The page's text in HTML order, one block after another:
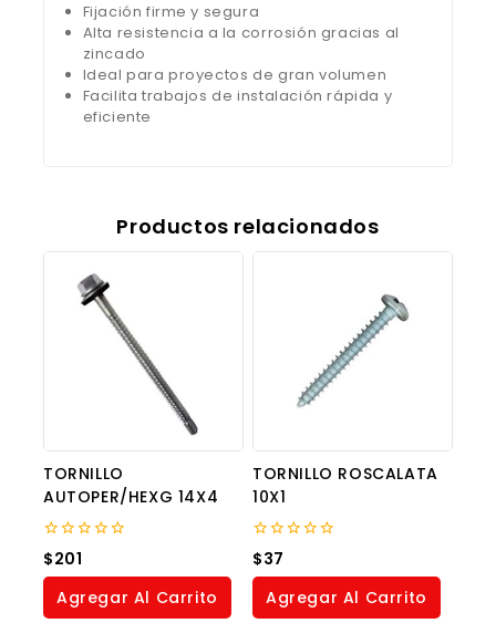
Fijación firme y segura
Alta resistencia a la corrosión gracias al
zincado
Ideal para proyectos de gran volumen
Facilita trabajos de instalación rápida y
eficiente
Productos relacionados
TORNILLO
AUTOPER/HEXG 14X4
0
out
of
$201
Agregar Al Carrito
TORNILLO ROSCALATA
10X1
0
out
of
$37
Agregar Al Carrito